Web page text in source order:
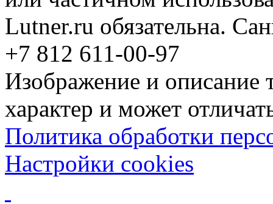
Lutner.ru обязательна.
+7 812 611-00-97
Изображение и описание
характер и может
Политика обработки
Настройки cookies